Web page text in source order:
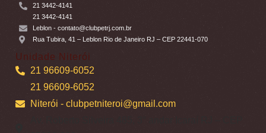
21 3442-4141
21 3442-4141
Leblon- contato@clubpetrj.com.br
Rua Tubira, 41 – Leblon Rio de Janeiro RJ – CEP 22441-070
Unidade Niterói
21 96609-6052
21 96609-6052
Niterói - clubpetniteroi@gmail.com